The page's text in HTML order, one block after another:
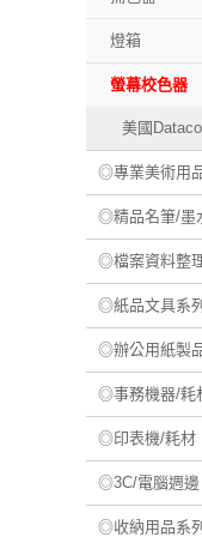
燈箱
螢幕校色器
美國
◎專業美術用
◎精品名筆/墨
◎檔案資料整
◎紙品文具系列
◎辦公用紙製
◎事務機器/耗
◎印表機/耗材
◎3C/電腦週邊
◎收納用品系列